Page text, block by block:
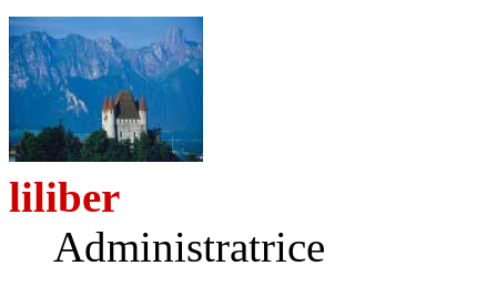
liliber
Administratrice